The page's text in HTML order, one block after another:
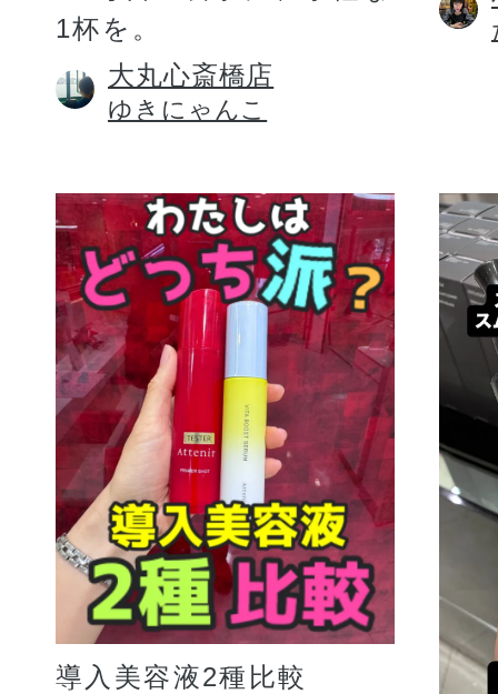
スキンケア人気ライン
ドレススノー
ドレスリフト
プリマモイスト
1杯を。
大丸心斎橋店
ゆきにゃんこ
導入美容液2種比較